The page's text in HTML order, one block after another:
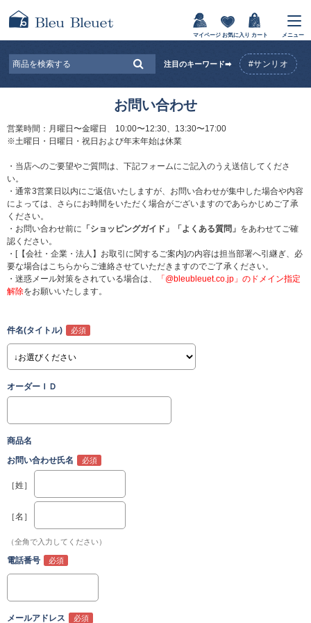
マイページ お気に入り カート メニュー
注目のキーワード➡ #サンリオ
お問い合わせ
営業時間：月曜日〜金曜日 10:00〜12:30、13:30〜17:00
※土曜日・日曜日・祝日および年末年始は休業
・当店へのご要望やご質問は、下記フォームにご記入のうえ送信してくださ
い。
・通常3営業日以内にご返信いたしますが、お問い合わせが集中した場合や内容
によっては、さらにお時間をいただく場合がございますのであらかじめご了承
ください。
・お問い合わせ前に 「ショッピングガイド」 「よくある質問」 をあわせてご確
認ください。
・[【会社・企業・法人】お取引に関するご案内]の内容は担当部署へ引継ぎ、必
要な場合はこちらからご連絡させていただきますのでご了承ください。
・迷惑メール対策をされている場合は、
「@bleubleuet.co.jp」のドメイン指定
解除をお願いいたします。
件名(タイトル)
オーダーＩＤ
商品名
お問い合わせ氏名
［姓］
［名］
（全角で入力してください）
電話番号
メールアドレス